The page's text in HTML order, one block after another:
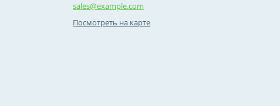
sales@example.com
Посмотреть на карте